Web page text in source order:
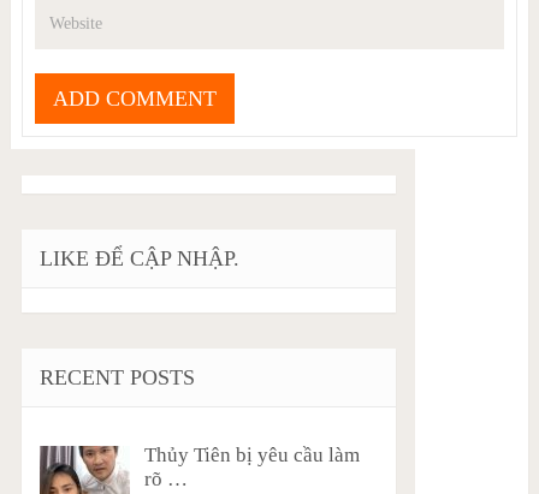
LIKE ĐỂ CẬP NHẬP.
RECENT POSTS
Thủy Tiên bị yêu cầu làm
rõ …